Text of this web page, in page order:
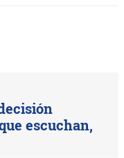
escuchan,